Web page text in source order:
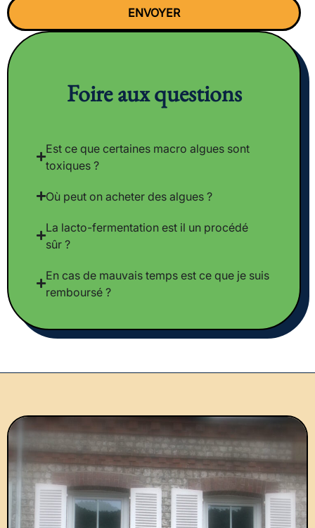
ENVOYER
Foire aux questions
Est ce que certaines macro algues sont
toxiques ?
Où peut on acheter des algues ?
La lacto-fermentation est il un procédé
sûr ?
En cas de mauvais temps est ce que je suis
remboursé ?